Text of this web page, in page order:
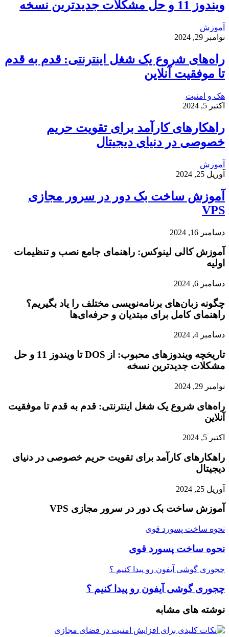
ویندوز 11 و حل مشکلات جدیدترین نسخه
آموزش
نوامبر 29, 2024
راه‌های شروع یک شغل اینترنتی: قدم به قدم
تا موفقیت آنلاین
هک و امنیت
اکتبر 5, 2024
راهکارهای کارآمد برای تقویت حریم
خصوصی در دنیای دیجیتال
آموزش
آوریل 25, 2024
آموزش ساخت بک دور در سرور مجازی
VPS
دسامبر 16, 2024
آموزش کالی لینوکس: راهنمای جامع نصب و تنظیمات
اولیه
دسامبر 6, 2024
چگونه زبان‌های برنامه‌نویسی مختلف را یاد بگیریم؟
راهنمای کامل برای مبتدیان و حرفه‌ای‌ها
دسامبر 4, 2024
تاریخچه ویندوزهای محبوب: از DOS تا ویندوز 11 و حل
مشکلات جدیدترین نسخه
نوامبر 29, 2024
راه‌های شروع یک شغل اینترنتی: قدم به قدم تا موفقیت
آنلاین
اکتبر 5, 2024
راهکارهای کارآمد برای تقویت حریم خصوصی در دنیای
دیجیتال
آوریل 25, 2024
آموزش ساخت بک دور در سرور مجازی VPS
نحوه ساخت پسورد قوی
نحوه ساخت پسورد قوی
چجوری گوشی آیفون رو پیدا کنیم ؟
چجوری گوشی آیفون رو پیدا کنیم ؟
نوشته های مشابه